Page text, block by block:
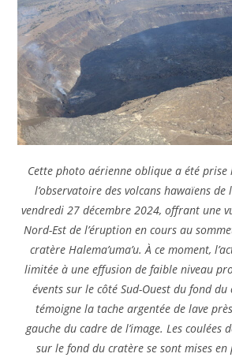
Cette photo aérienne oblique a été prise
l’observatoire des volcans hawaïens de
vendredi 27 décembre 2024, offrant une
Nord-Est de l’éruption en cours au
cratère Halema’uma’u. À ce moment,
limitée à une effusion de faible niveau
évents sur le côté Sud-Ouest du fond
témoigne la tache argentée de lave
gauche du cadre de l’image. Les coulées
sur le fond du cratère se sont mises en